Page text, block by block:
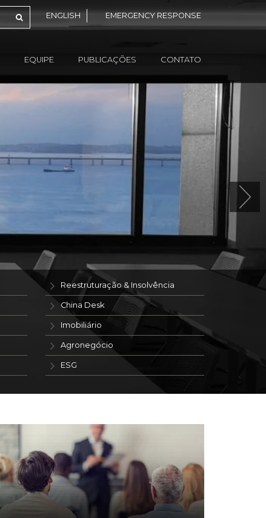
ENGLISH EMERGENCY RESPONSE
EQUIPE PUBLICAÇÕES CONTATO
Reestruturação & Insolvência
China Desk
Imobiliário
Agronegócio
ESG